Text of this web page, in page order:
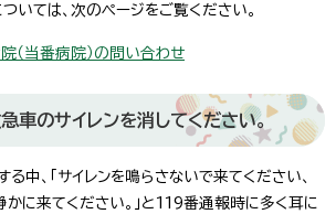
いては、次のページをご覧ください。
（当番病院）の問い合わせ
車のサイレンを消してください。
中、「サイレンを鳴らさないで来てください、
に来てください。」と119番通報時に多く耳に